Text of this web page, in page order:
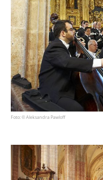
Foto: © Aleksandra Pawloff